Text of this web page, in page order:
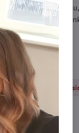
aby splnily svou
xl/xxl